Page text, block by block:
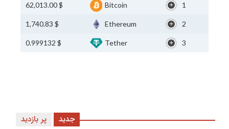
1
Bitcoin
$ 62,013.00
2
Ethereum
$ 1,740.83
3
Tether
$ 0.999132
پر بازدید جدید